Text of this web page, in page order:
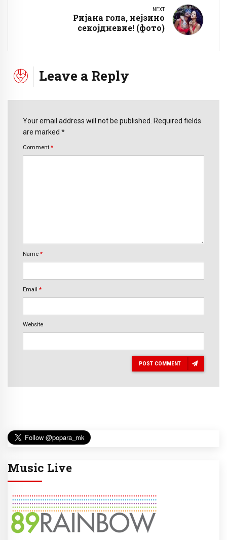
NEXT
Ријана гола, нејзино
секојдневие! (фото)
Leave a Reply
Your email address will not be published. Required fields
are marked *
Comment *
Name *
Email *
Website
POST COMMENT
Music Live